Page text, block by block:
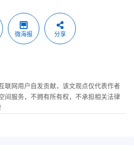
微海报 分享
联网用户自发贡献，该文观点仅代表作者
间服务，不拥有所有权，不承担相关法律